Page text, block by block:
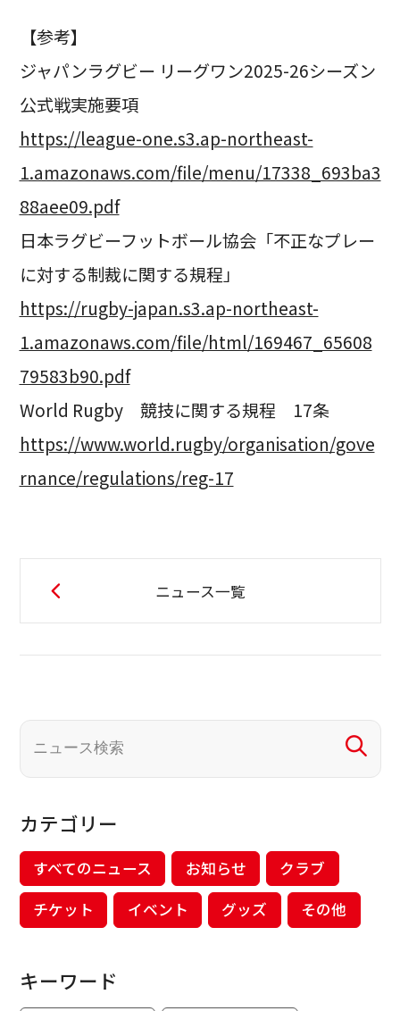
【参考】
ジャパンラグビー リーグワン2025-26シーズン
公式戦実施要項
https://league-one.s3.ap-northeast-
1.amazonaws.com/file/menu/17338_693ba3
88aee09.pdf
日本ラグビーフットボール協会「不正なプレー
に対する制裁に関する規程」
https://rugby-japan.s3.ap-northeast-
1.amazonaws.com/file/html/169467_65608
79583b90.pdf
World Rugby 競技に関する規程 17条
https://www.world.rugby/organisation/gove
rnance/regulations/reg-17
ニュース一覧
カテゴリー
すべてのニュース お知らせ
クラブ
チケット
イベント グッズ その他
キーワード